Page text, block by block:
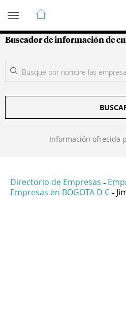
Guía de Empresas
Buscador de información de
Información ofrecida
Directorio de Empresas -
Empresas en BOGOTA D C -